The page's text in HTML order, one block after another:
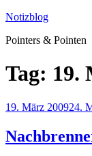
Zum
springen
Notizblog
Pointers & Pointen
Tag: 19.
Veröffentlicht
19. März 200924.